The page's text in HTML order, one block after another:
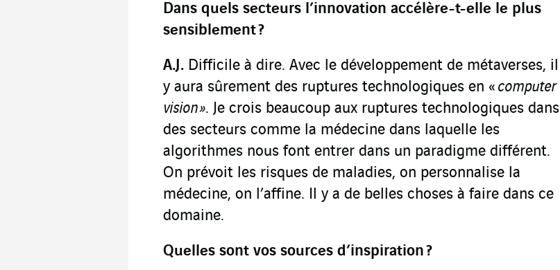
Dans quels secteurs l’innovation accélère-t-elle le plus
sensiblement?
A.J. Difficile à dire. Avec le développement de métaverses, il
y aura sûrement des ruptures technologiques en « computer
vision». Je crois beaucoup aux ruptures technologiques dans
des secteurs comme la médecine dans laquelle les
algorithmes nous font entrer dans un paradigme différent.
On prévoit les risques de maladies, on personnalise la
médecine, on l’affine. Il y a de belles choses à faire dans ce
domaine.
Quelles sont vos sources d’inspiration?